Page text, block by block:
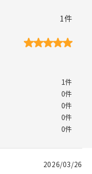
1件
1件
0件
0件
0件
0件
2026/03/26